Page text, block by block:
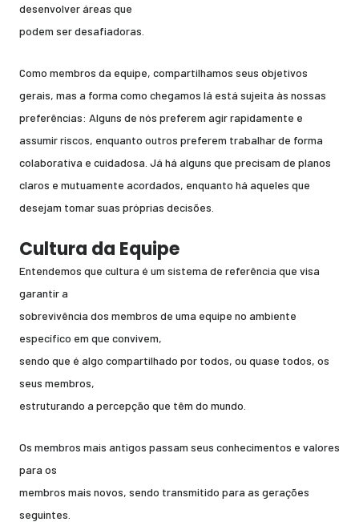
desenvolver áreas que
podem ser desafiadoras.
Como membros da equipe, compartilhamos seus objetivos
gerais, mas a forma como chegamos lá está sujeita às nossas
preferências: Alguns de nós preferem agir rapidamente e
assumir riscos, enquanto outros preferem trabalhar de forma
colaborativa e cuidadosa. Já há alguns que precisam de planos
claros e mutuamente acordados, enquanto há aqueles que
desejam tomar suas próprias decisões.
Cultura da Equipe
Entendemos que cultura é um sistema de referência que visa
garantir a
sobrevivência dos membros de uma equipe no ambiente
específico em que convivem,
sendo que é algo compartilhado por todos, ou quase todos, os
seus membros,
estruturando a percepção que têm do mundo.
Os membros mais antigos passam seus conhecimentos e valores
para os
membros mais novos, sendo transmitido para as gerações
seguintes.